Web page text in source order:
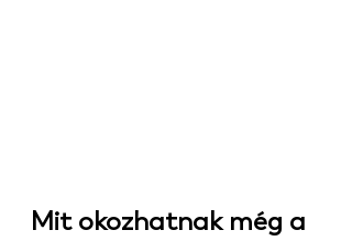
Mit okozhatnak még a